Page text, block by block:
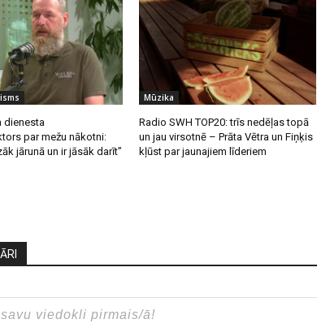
dienesta
par mežu nākotni:
jārunā un ir jāsāk darīt”
Mūzika
Radio SWH TOP20: trīs nedēļas topā
un jau virsotnē – Prāta Vētra un Fiņķis
kļūst par jaunajiem līderiem